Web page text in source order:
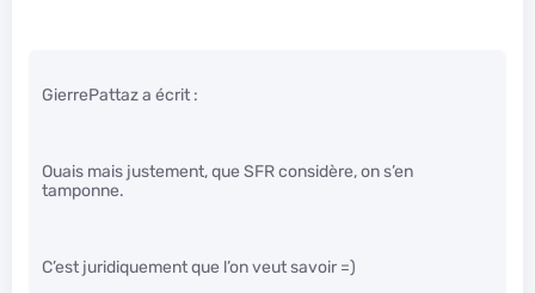
GierrePattaz a écrit :
Ouais mais justement, que SFR considère, on s’en
tamponne.
C’est juridiquement que l’on veut savoir =)